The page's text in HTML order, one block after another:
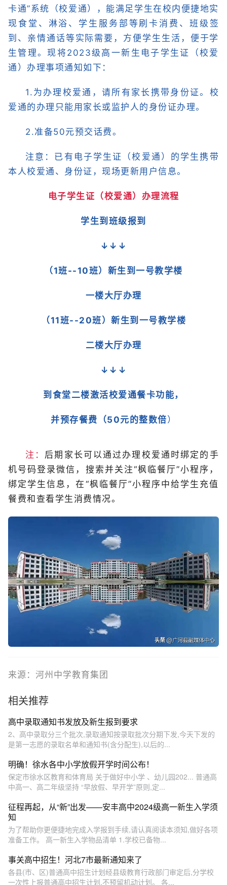
卡通”系统（校爱通），能满足学生在校内便捷地实
现食堂、淋浴、学生服务部等刷卡消费、班级签
到、亲情通话等实际需要，方便学生生活，便于学
生管理。现将2023级高一新生电子学生证（校爱
通）办理事项通知如下：
1.为办理校爱通，请所有家长携带身份证。校
爱通的办理只能用家长或监护人的身份证办理。
2.准备50元预交话费。
注意：已有电子学生证（校爱通）的学生携带
本人校爱通、身份证，现场更新用户信息。
电子学生证（校爱通）办理流程
学生到班级报到
↓↓↓
（1班--10班）新生到一号教学楼
一楼大厅办理
（11班--20班）新生到一号教学楼
二楼大厅办理
↓↓↓
到食堂二楼激活校爱通餐卡功能，
并预存餐费（50元的整数倍）
注： 后期家长可以通过办理校爱通时绑定的手
机号码登录微信，搜索并关注“枫临餐厅”小程序，
绑定学生信息，在“枫临餐厅”小程序中给学生充值
餐费和查看学生消费情况。
来源：河州中学教育集团
相关推荐
高中录取通知书发放及新生报到要求
2、高中录取分三个批次,录取通知按录取批次分期下发,今天下发的
是第一志愿的录取名单和通知书(含分配生),以后的...
明确！徐水各中小学放假开学时间公布！
保定市徐水区教育和体育局 关于做好中小学 、幼儿园202... 普通高
中高一、高二年级坚持 “早放假、早开学”原则,定...
征程再起，从“新”出发——安丰高中2024级高一新生入学须
知
为了帮助你更便捷地完成入学报到手续,请认真阅读本须知,做好各项
准备工作。 高一新生入学物品清单 1.学校已备物...
事关高中招生！河北7市最新通知来了
各县(市、区)普通高中招生计划经县级教育行政部门审定后,分学校
一次性上报普通高中招生计划,不预留机动计划。 各...